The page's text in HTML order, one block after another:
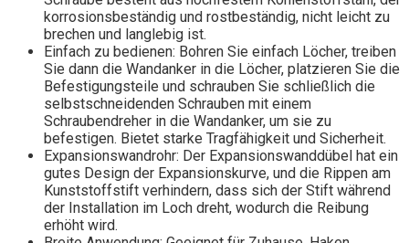
korrosionsbeständig und rostbeständig, nicht leicht zu
brechen und langlebig ist.
Einfach zu bedienen: Bohren Sie einfach Löcher, treiben
Sie dann die Wandanker in die Löcher, platzieren Sie die
Befestigungsteile und schrauben Sie schließlich die
selbstschneidenden Schrauben mit einem
Schraubendreher in die Wandanker, um sie zu
befestigen. Bietet starke Tragfähigkeit und Sicherheit.
Expansionswandrohr: Der Expansionswanddübel hat ein
gutes Design der Expansionskurve, und die Rippen am
Kunststoffstift verhindern, dass sich der Stift während
der Installation im Loch dreht, wodurch die Reibung
erhöht wird.